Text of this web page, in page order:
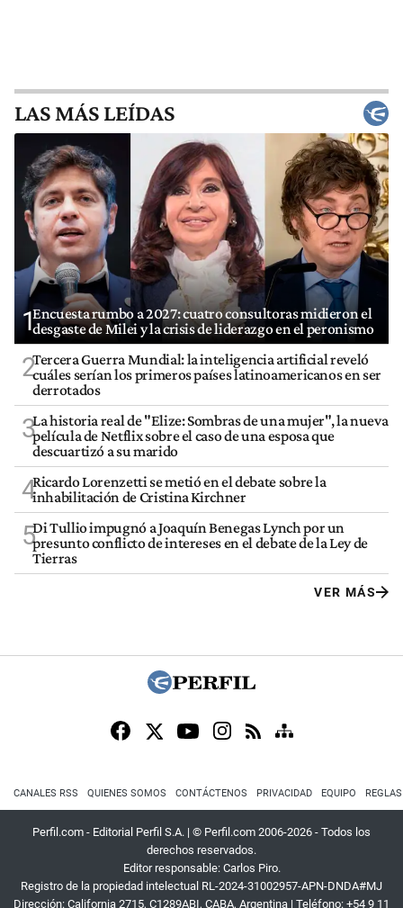
LAS MÁS LEÍDAS
1Encuesta rumbo a 2027: cuatro consultoras midieron el
desgaste de Milei y la crisis de liderazgo en el peronismo
2Tercera Guerra Mundial: la inteligencia artificial reveló
cuáles serían los primeros países latinoamericanos en ser
derrotados
3La historia real de "Elize: Sombras de una mujer", la nueva
película de Netflix sobre el caso de una esposa que
descuartizó a su marido
4Ricardo Lorenzetti se metió en el debate sobre la
inhabilitación de Cristina Kirchner
5Di Tullio impugnó a Joaquín Benegas Lynch por un
presunto conflicto de intereses en el debate de la Ley de
Tierras
VER MÁS
CANALES RSS QUIENES SOMOS CONTÁCTENOS PRIVACIDAD EQUIPO
Perfil.com - Editorial Perfil S.A. | © Perfil.com 2006-2026 - Todos los
derechos reservados.
Editor responsable: Carlos Piro.
Registro de la propiedad intelectual RL-2024-31002957-APN-DNDA#MJ
Dirección: California 2715, C1289ABI, CABA, Argentina | Teléfono: +54 9 11